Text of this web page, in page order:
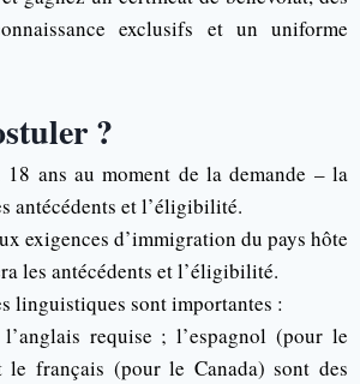
exclusifs et un uniforme
?
ans au moment de la demande – la
antécédents et l’éligibilité.
exigences d’immigration du pays hôte
les antécédents et l’éligibilité.
linguistiques sont importantes :
requise ; l’espagnol (pour le
le français (pour le Canada) sont des